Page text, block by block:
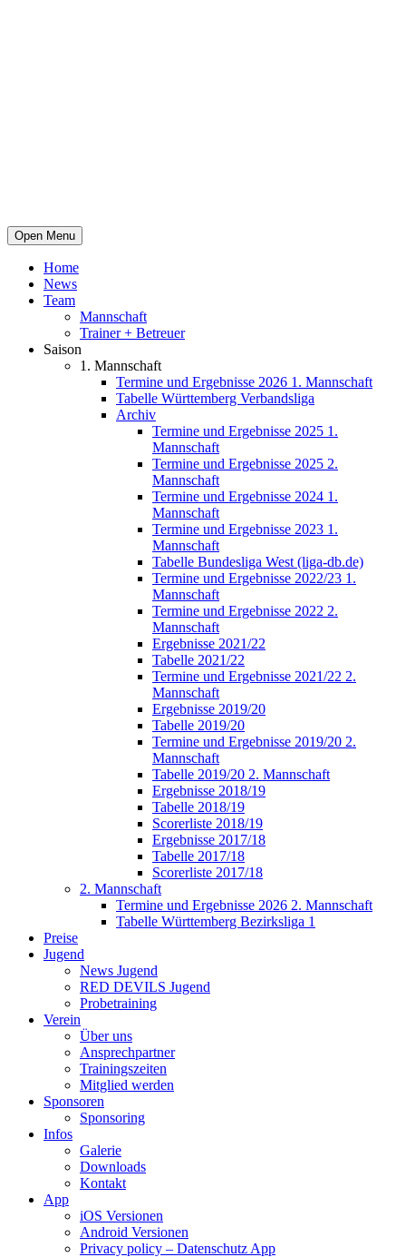
Open Menu
Home
News
Team
Mannschaft
Trainer + Betreuer
Saison
1. Mannschaft
Termine und Ergebnisse 2026 1. Mannschaft
Tabelle Württemberg Verbandsliga
Archiv
Termine und Ergebnisse 2025 1.
Mannschaft
Termine und Ergebnisse 2025 2.
Mannschaft
Termine und Ergebnisse 2024 1.
Mannschaft
Termine und Ergebnisse 2023 1.
Mannschaft
Tabelle Bundesliga West (liga-db.de)
Termine und Ergebnisse 2022/23 1.
Mannschaft
Termine und Ergebnisse 2022 2.
Mannschaft
Ergebnisse 2021/22
Tabelle 2021/22
Termine und Ergebnisse 2021/22 2.
Mannschaft
Ergebnisse 2019/20
Tabelle 2019/20
Termine und Ergebnisse 2019/20 2.
Mannschaft
Tabelle 2019/20 2. Mannschaft
Ergebnisse 2018/19
Tabelle 2018/19
Scorerliste 2018/19
Ergebnisse 2017/18
Tabelle 2017/18
Scorerliste 2017/18
2. Mannschaft
Termine und Ergebnisse 2026 2. Mannschaft
Tabelle Württemberg Bezirksliga 1
Preise
Jugend
News Jugend
RED DEVILS Jugend
Probetraining
Verein
Über uns
Ansprechpartner
Trainingszeiten
Mitglied werden
Sponsoren
Sponsoring
Infos
Galerie
Downloads
Kontakt
App
iOS Versionen
Android Versionen
Privacy policy – Datenschutz App